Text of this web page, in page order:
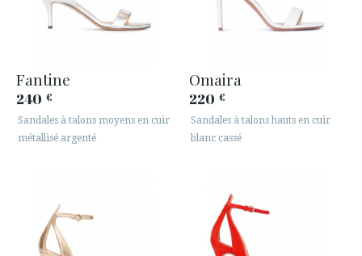
Fantine
240 €
Sandales à talons moyens en cuir
métallisé argenté
Omaira
220 €
Sandales à talons hauts en cuir
blanc cassé